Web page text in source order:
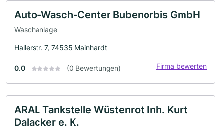
Auto-Wasch-Center Bubenorbis GmbH
Waschanlage
Hallerstr. 7, 74535 Mainhardt
0.0 (0 Bewertungen) Firma bewerten
ARAL Tankstelle Wüstenrot Inh. Kurt
Dalacker e. K.